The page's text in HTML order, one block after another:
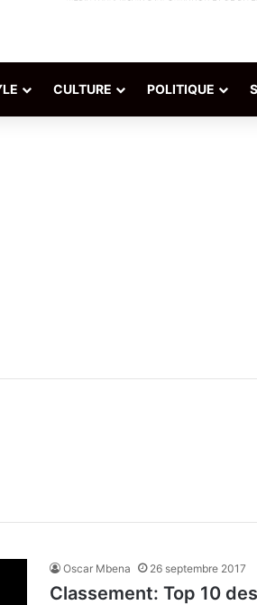
CULTURE POLITIQUE
Oscar Mbena 26 septembre 2017
Classement: Top 10